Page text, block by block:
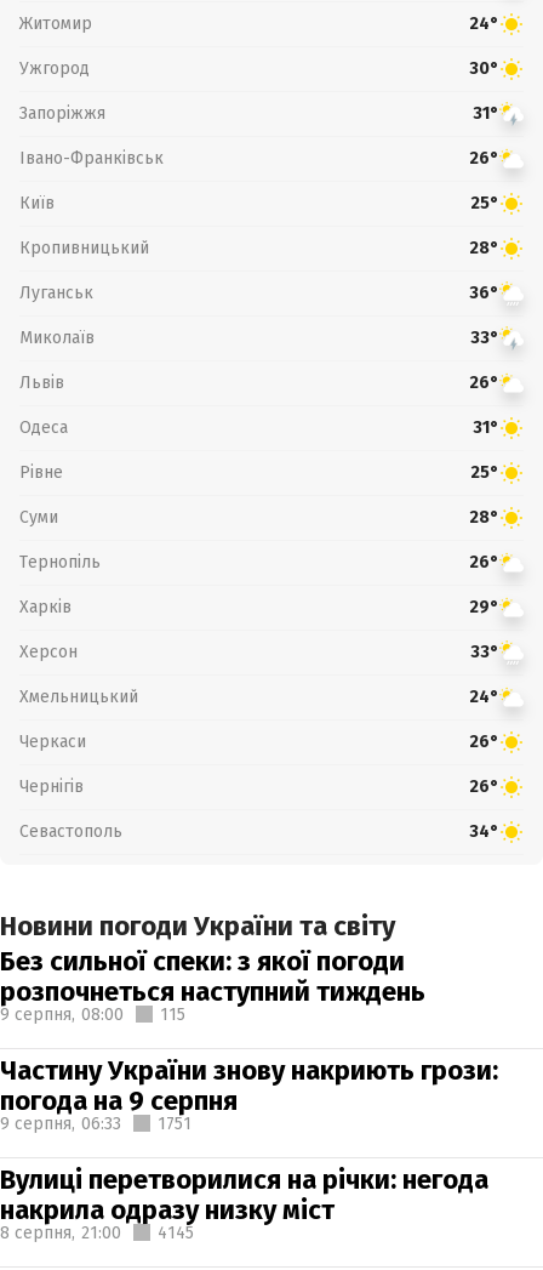
Житомир 24°
Ужгород 30°
Запоріжжя 31°
Івано-Франківськ 26°
Київ 25°
Кропивницький 28°
Луганськ 36°
Миколаїв 33°
Львів 26°
Одеса 31°
Рівне 25°
Суми 28°
Тернопіль 26°
Харків 29°
Херсон 33°
Хмельницький 24°
Черкаси 26°
Чернігів 26°
Севастополь 34°
Новини погоди України та світу
Без сильної спеки: з якої погоди
розпочнеться наступний тиждень
9 серпня, 08:00 115
Частину України знову накриють грози:
погода на 9 серпня
9 серпня, 06:33 1751
Вулиці перетворилися на річки: негода
накрила одразу низку міст
8 серпня, 21:00 4145